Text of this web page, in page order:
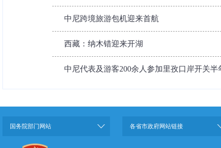
中尼跨境旅游包机迎来首航
西藏：纳木错迎来开湖
中尼代表及游客200余人参加里孜口岸开关半
国务院部门网站 各省市政府网站链接